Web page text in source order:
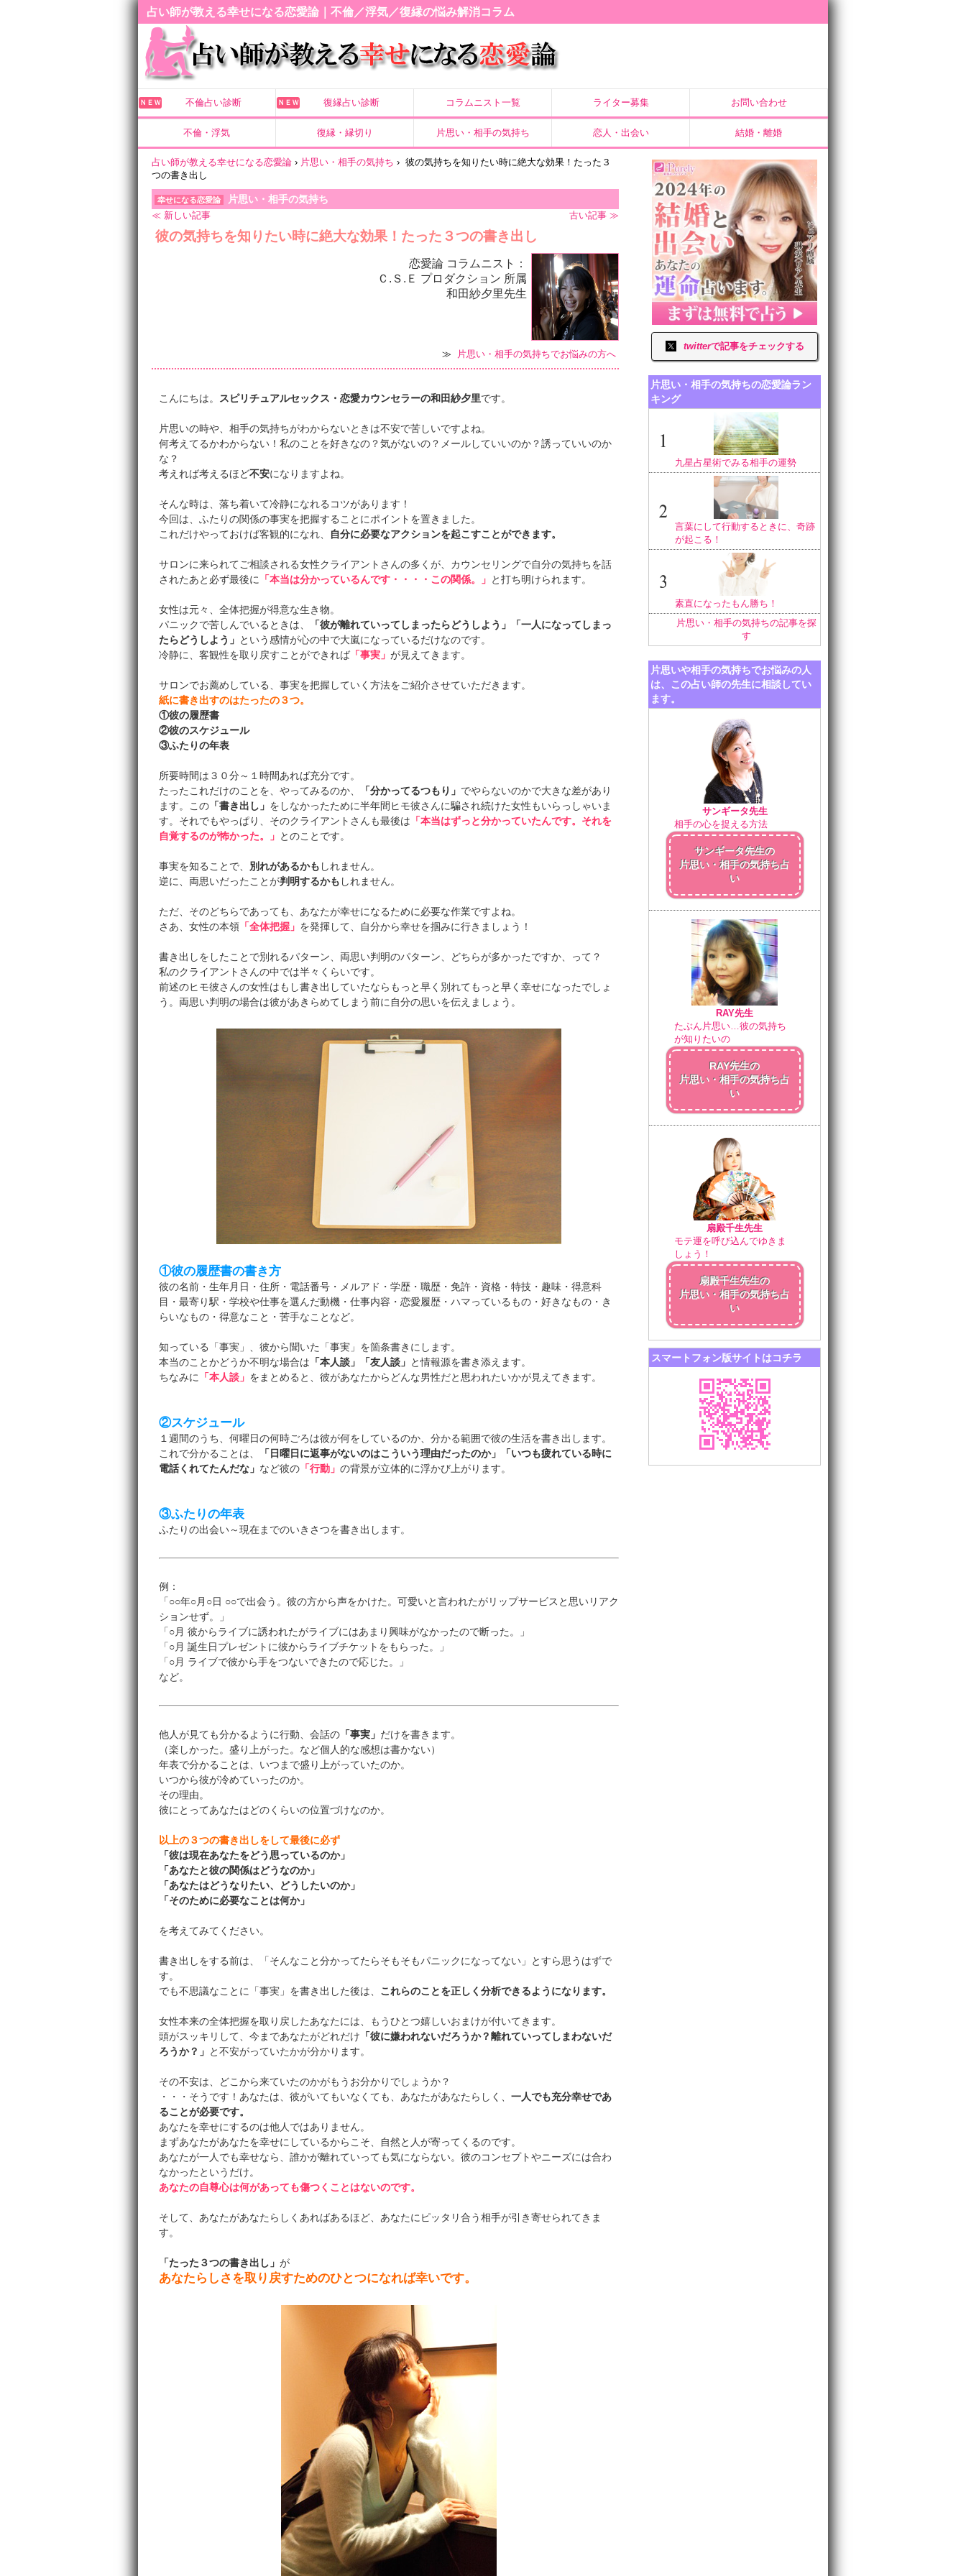
占い師が教える幸せになる恋愛論｜不倫／浮気／復縁の悩み解消コラム
ＮＥＷ 不倫占い診断 ＮＥＷ 復縁占い診断 コラムニスト一覧 ライター募集 お問い合わせ
不倫・浮気 復縁・縁切り 片思い・相手の気持ち 恋人・出会い 結婚・離婚
占い師が教える幸せになる恋愛論 › 片思い・相手の気持ち › 彼の気持ちを知りたい時に絶大な効果！たった３
つの書き出し
幸せになる恋愛論 片思い・相手の気持ち
≪ 新しい記事 古い記事 ≫
彼の気持ちを知りたい時に絶大な効果！たった３つの書き出し
恋愛論 コラムニスト：
Ｃ.Ｓ.Ｅ プロダクション 所属
和田紗夕里先生
≫ 片思い・相手の気持ちでお悩みの方へ
こんにちは。 スピリチュアルセックス・恋愛カウンセラーの和田紗夕里です。
片思いの時や、相手の気持ちがわからないときは不安で苦しいですよね。
何考えてるかわからない！私のことを好きなの？気がないの？メールしていいのか？誘っていいのか
な？
考えれば考えるほど不安になりますよね。
そんな時は、落ち着いて冷静になれるコツがあります！
今回は、ふたりの関係の事実を把握することにポイントを置きました。
これだけやっておけば客観的になれ、
自分に必要なアクションを起こすことができます。
サロンに来られてご相談される女性クライアントさんの多くが、カウンセリングで自分の気持ちを話
されたあと必ず最後に
「本当は分かっているんです・・・・この関係。」 と打ち明けられます。
女性は元々、全体把握が得意な生き物。
パニックで苦しんでいるときは、
「彼が離れていってしまったらどうしよう」「一人になってしまっ
たらどうしよう」 という感情が心の中で大嵐になっているだけなのです。
冷静に、客観性を取り戻すことができれば 「事実」が見えてきます。
サロンでお薦めしている、事実を把握していく方法をご紹介させていただきます。
紙に書き出すのはたったの３つ。
①彼の履歴書
②彼のスケジュール
③ふたりの年表
所要時間は３０分～１時間あれば充分です。
たったこれだけのことを、やってみるのか、
「分かってるつもり」 でやらないのかで大きな差があり
ます。この 「書き出し」 をしなかったために半年間ヒモ彼さんに騙され続けた女性もいらっしゃいま
す。それでもやっぱり、そのクライアントさんも最後は 「本当はずっと分かっていたんです。それを
自覚するのが怖かった。」 とのことです。
事実を知ることで、 別れがあるかも しれません。
逆に、両思いだったことが判明するかも しれません。
ただ、そのどちらであっても、あなたが幸せになるために必要な作業ですよね。
さあ、女性の本領 「全体把握」 を発揮して、自分から幸せを掴みに行きましょう！
書き出しをしたことで別れるパターン、両思い判明のパターン、どちらが多かったですか、って？
私のクライアントさんの中では半々くらいです。
前述のヒモ彼さんの女性はもし書き出していたならもっと早く別れてもっと早く幸せになったでしょ
う。両思い判明の場合は彼があきらめてしまう前に自分の思いを伝えましょう。
①彼の履歴書の書き方
彼の名前・生年月日・住所・電話番号・メルアド・学歴・職歴・免許・資格・特技・趣味・得意科
目・最寄り駅・学校や仕事を選んだ動機・仕事内容・恋愛履歴・ハマっているもの・好きなもの・き
らいなもの・得意なこと・苦手なことなど。
知っている「事実」、彼から聞いた「事実」を箇条書きにします。
本当のことかどうか不明な場合は 「本人談」「友人談」 と情報源を書き添えます。
ちなみに
「本人談」 をまとめると、彼があなたからどんな男性だと思われたいかが見えてきます。
②スケジュール
１週間のうち、何曜日の何時ごろは彼が何をしているのか、分かる範囲で彼の生活を書き出します。
これで分かることは、
「日曜日に返事がないのはこういう理由だったのか」「いつも疲れている時に
電話くれてたんだな」 など彼の 「行動」の背景が立体的に浮かび上がります。
③ふたりの年表
ふたりの出会い～現在までのいきさつを書き出します。
例：
「○○年○月○日 ○○で出会う。彼の方から声をかけた。可愛いと言われたがリップサービスと思いリアク
ションせず。」
「○月 彼からライブに誘われたがライブにはあまり興味がなかったので断った。」
「○月 誕生日プレゼントに彼からライブチケットをもらった。」
「○月 ライブで彼から手をつないできたので応じた。」
など。
他人が見ても分かるように行動、会話の 「事実」 だけを書きます。
（楽しかった。盛り上がった。など個人的な感想は書かない）
年表で分かることは、いつまで盛り上がっていたのか。
いつから彼が冷めていったのか。
その理由。
彼にとってあなたはどのくらいの位置づけなのか。
以上の３つの書き出しをして最後に必ず
「彼は現在あなたをどう思っているのか」
「あなたと彼の関係はどうなのか」
「あなたはどうなりたい、どうしたいのか」
「そのために必要なことは何か」
を考えてみてください。
書き出しをする前は、「そんなこと分かってたらそもそもパニックになってない」とすら思うはずで
す。
でも不思議なことに「事実」を書き出した後は、 これらのことを正しく分析できるようになります。
女性本来の全体把握を取り戻したあなたには、もうひとつ嬉しいおまけが付いてきます。
頭がスッキリして、今まであなたがどれだけ 「彼に嫌われないだろうか？離れていってしまわないだ
ろうか？」 と不安がっていたかが分かります。
その不安は、どこから来ていたのかがもうお分かりでしょうか？
・・・そうです！あなたは、彼がいてもいなくても、あなたがあなたらしく、一人でも充分幸せであ
ることが必要です。
あなたを幸せにするのは他人ではありません。
まずあなたがあなたを幸せにしているからこそ、自然と人が寄ってくるのです。
あなたが一人でも幸せなら、誰かが離れていっても気にならない。彼のコンセプトやニーズには合わ
なかったというだけ。
あなたの自尊心は何があっても傷つくことはないのです。
そして、あなたがあなたらしくあればあるほど、あなたにピッタリ合う相手が引き寄せられてきま
す。
「たった３つの書き出し」が
あなたらしさを取り戻すためのひとつになれば幸いです。
twitterで記事をチェックする
片思い・相手の気持ちの恋愛論ラン
キング
九星占星術でみる相手の運勢
言葉にして行動するときに、奇跡
が起こる！
素直になったもん勝ち！
片思い・相手の気持ちの記事を探
す
片思いや相手の気持ちでお悩みの人
は、この占い師の先生に相談してい
ます。
サンギータ先生
相手の心を捉える方法
サンギータ先生の
片思い・相手の気持ち占
い
RAY先生
たぶん片思い…彼の気持ち
が知りたいの
RAY先生の
片思い・相手の気持ち占
い
扇殿千生先生
モテ運を呼び込んでゆきま
しょう！
扇殿千生先生の
片思い・相手の気持ち占
い
スマートフォン版サイトはコチラ